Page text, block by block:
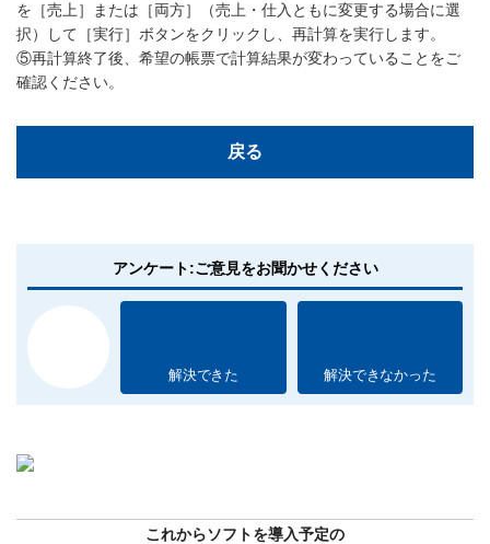
を［売上］または［両方］（売上・仕入ともに変更する場合に選
択）して［実行］ボタンをクリックし、再計算を実行します。
⑤再計算終了後、希望の帳票で計算結果が変わっていることをご
確認ください。
戻る
アンケート:ご意見をお聞かせください
解決できた 解決できなかった
これからソフトを導入予定の